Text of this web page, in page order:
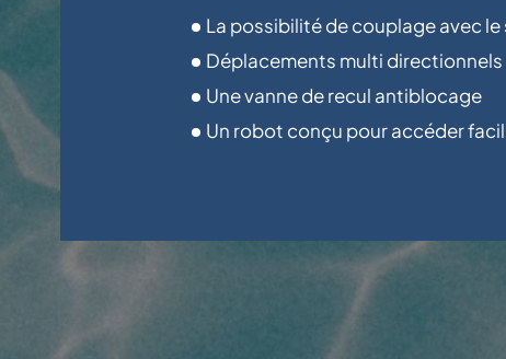
La possibilité de couplage avec
Déplacements multi directionnels
Une vanne de recul antiblocage
Un robot conçu pour accéder